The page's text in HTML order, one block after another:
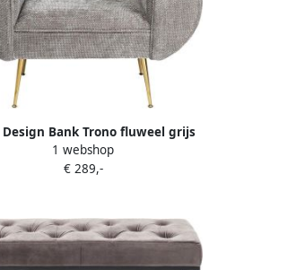
Design Bank Trono fluweel grijs
1 webshop
€ 289,-